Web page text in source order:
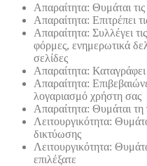
Απαραίτητα: Θυμάται
Απαραίτητα: Επιτρέπει
Απαραίτητα: Συλλέγει
φόρμες, ενημερωτικά
σελίδες
Απαραίτητα: Καταγράφει
Απαραίτητα:
λογαριασμό χρήστη σας
Απαραίτητα: Θυμάται
Λειτουργικότητα:
δικτύωσης
Λειτουργικότητα:
επιλέξατε